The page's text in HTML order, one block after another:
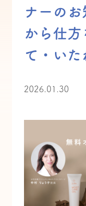
ナーの
から仕方
て・いた
2026.01.30